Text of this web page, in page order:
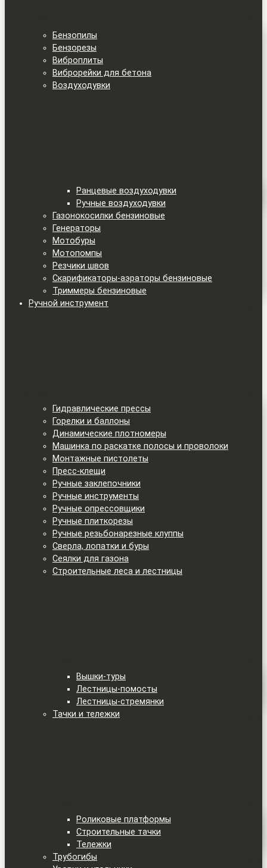
Бензопилы
Бензорезы
Виброплиты
Виброрейки для бетона
Воздуходувки
Ранцевые воздуходувки
Ручные воздуходувки
Газонокосилки бензиновые
Генераторы
Мотобуры
Мотопомпы
Резчики швов
Скарификаторы-аэраторы бензиновые
Триммеры бензиновые
Ручной инструмент
Гидравлические прессы
Горелки и баллоны
Динамические плотномеры
Машинка по раскатке полосы и проволоки
Монтажные пистолеты
Пресс-клещи
Ручные заклепочники
Ручные инструменты
Ручные опрессовщики
Ручные плиткорезы
Ручные резьбонарезные клуппы
Сверла, лопатки и буры
Сеялки для газона
Строительные леса и лестницы
Вышки-туры
Лестницы-помосты
Лестницы-стремянки
Тачки и тележки
Роликовые платформы
Строительные тачки
Тележки
Трубогибы